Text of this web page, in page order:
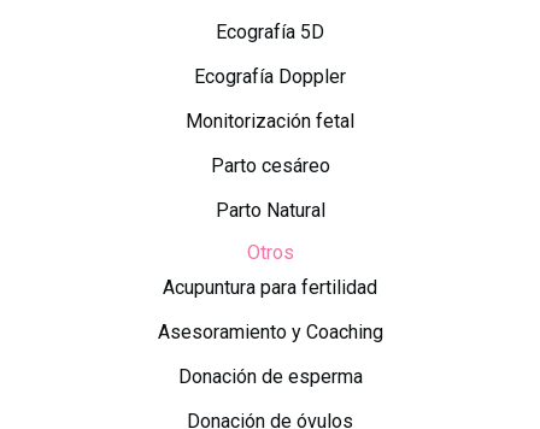
Ecografía 5D
Ecografía Doppler
Monitorización fetal
Parto cesáreo
Parto Natural
Otros
Acupuntura para fertilidad
Asesoramiento y Coaching
Donación de esperma
Donación de óvulos